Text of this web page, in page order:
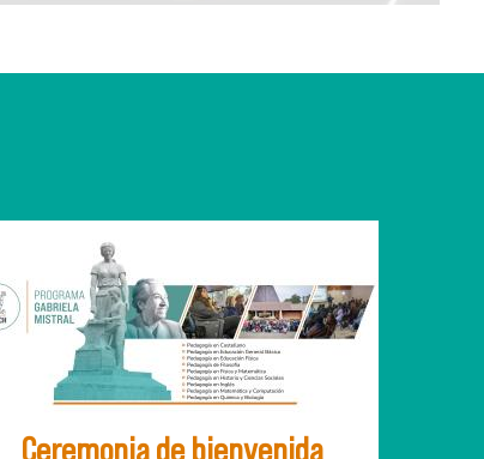
Ceremonia de bienvenida